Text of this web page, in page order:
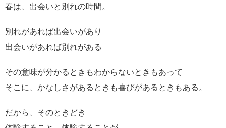
春は、出会いと別れの時間。
別れがあれば出会いがあり
出会いがあれば別れがある
その意味が分かるときもわからないときもあって
そこに、かなしさがあるときも喜びがあるときもある。
だから、そのときどき